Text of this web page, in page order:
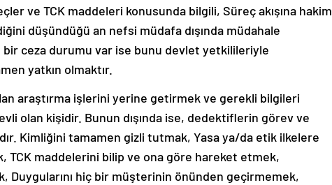
ve TCK maddeleri konusunda bilgili, Süreç akışına hakim
düşündüğü an nefsi müdafa dışında müdahale
ceza durumu var ise bunu devlet yetkilileriyle
yatkın olmaktır.
araştırma işlerini yerine getirmek ve gerekli bilgileri
olan kişidir. Bunun dışında ise, dedektiflerin görev ve
Kimliğini tamamen gizli tutmak, Yasa ya/da etik ilkelere
TCK maddelerini bilip ve ona göre hareket etmek,
Duygularını hiç bir müşterinin önünden geçirmemek,